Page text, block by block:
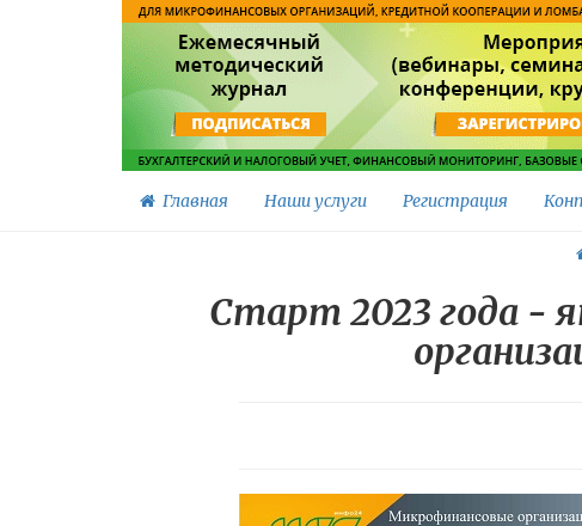
Главная Наши услуги Регистрация
Старт 2023 года -